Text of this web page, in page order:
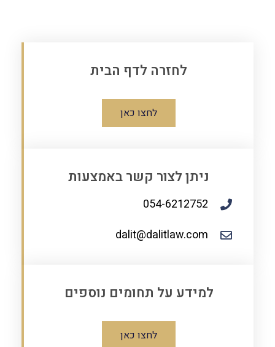
לחזרה לדף הבית
לחצו כאן
ניתן לצור קשר באמצעות
054-6212752
dalit@dalitlaw.com
למידע על תחומים נוספים
לחצו כאן